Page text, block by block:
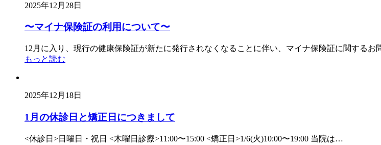
2025年12月28日
〜マイナ保険証の利用について〜
12月に入り、現行の健康保険証が新たに発行されなくなることに伴い、マイナ保険証に関する
もっと読む
2025年12月18日
1月の休診日と矯正日につきまして
<休診日>日曜日・祝日 <木曜日診療>11:00〜15:00 <矯正日>1/6(火)10:00〜19:00 当院は…